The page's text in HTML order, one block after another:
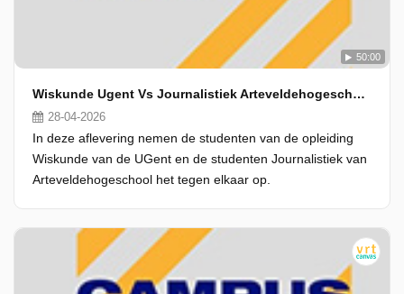
50:00
Wiskunde Ugent Vs Journalistiek Arteveldehogeschool
28-04-2026
In deze aflevering nemen de studenten van de opleiding
Wiskunde van de UGent en de studenten Journalistiek van
Arteveldehogeschool het tegen elkaar op.